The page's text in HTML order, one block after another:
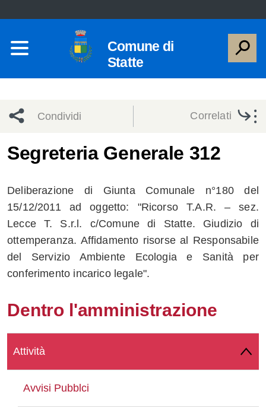
Comune di
Statte
Condividi
network
Condividi
Condividi
Facebook
su
Twitter
Condividi
su
Facebook
Condividi
su
Whatsapp
Correlati
Segreteria Generale 312
Deliberazione di Giunta Comunale n°180 del
15/12/2011 ad oggetto: "Ricorso T.A.R. – sez.
Lecce T. S.r.l. c/Comune di Statte. Giudizio di
ottemperanza. Affidamento risorse al Responsabile
del Servizio Ambiente Ecologia e Sanità per
conferimento incarico legale".
Dentro l'amministrazione
Attività
Avvisi Pubblci